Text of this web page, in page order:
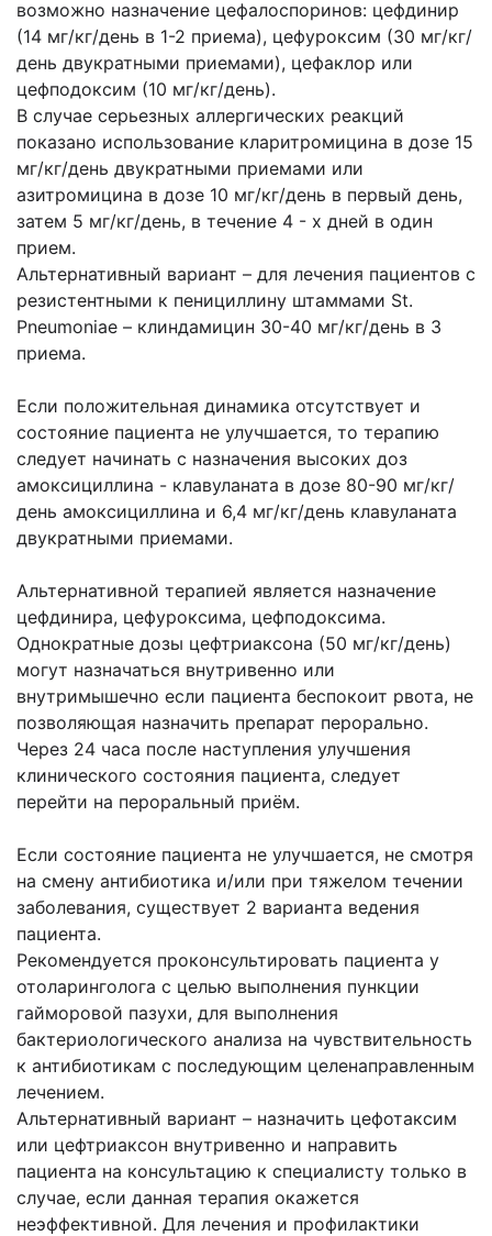
возможно назначение цефалоспоринов: цефдинир
(14 мг/кг/день в 1-2 приема), цефуроксим (30 мг/кг/
день двукратными приемами), цефаклор или
цефподоксим (10 мг/кг/день).
В случае серьезных аллергических реакций
показано использование кларитромицина в дозе 15
мг/кг/день двукратными приемами или
азитромицина в дозе 10 мг/кг/день в первый день,
затем 5 мг/кг/день, в течение 4 - х дней в один
прием.
Альтернативный вариант – для лечения пациентов с
резистентными к пенициллину штаммами St.
Pneumoniae – клиндамицин 30-40 мг/кг/день в 3
приема.
Если положительная динамика отсутствует и
состояние пациента не улучшается, то терапию
следует начинать с назначения высоких доз
амоксициллина - клавуланата в дозе 80-90 мг/кг/
день амоксициллина и 6,4 мг/кг/день клавуланата
двукратными приемами.
Альтернативной терапией является назначение
цефдинира, цефуроксима, цефподоксима.
Однократные дозы цефтриаксона (50 мг/кг/день)
могут назначаться внутривенно или
внутримышечно если пациента беспокоит рвота, не
позволяющая назначить препарат перорально.
Через 24 часа после наступления улучшения
клинического состояния пациента, следует
перейти на пероральный приём.
Если состояние пациента не улучшается, не смотря
на смену антибиотика и/или при тяжелом течении
заболевания, существует 2 варианта ведения
пациента.
Рекомендуется проконсультировать пациента у
отоларинголога с целью выполнения пункции
гайморовой пазухи, для выполнения
бактериологического анализа на чувствительность
к антибиотикам с последующим целенаправленным
лечением.
Альтернативный вариант – назначить цефотаксим
или цефтриаксон внутривенно и направить
пациента на консультацию к специалисту только в
случае, если данная терапия окажется
неэффективной. Для лечения и профилактики